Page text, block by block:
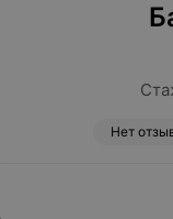
Нет